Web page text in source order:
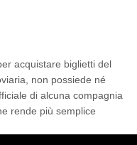
acquistare biglietti del
non possiede né
di alcuna compagnia
rende più semplice